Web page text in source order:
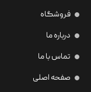
فروشگاه
درباره ما
تماس با ما
صفحه اصلی